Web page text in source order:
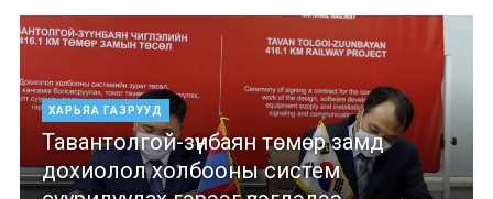
ХАРЬЯА ГАЗРУУД
Тавантолгой-зүүнбаян төмөр замд
дохиолол холбооны систем